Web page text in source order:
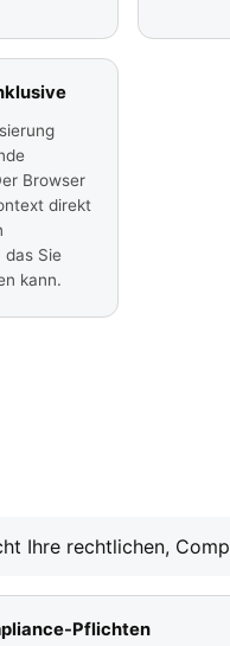
Browser
direkt
das Sie
kann.
Ihre rechtlichen,
Pflichten